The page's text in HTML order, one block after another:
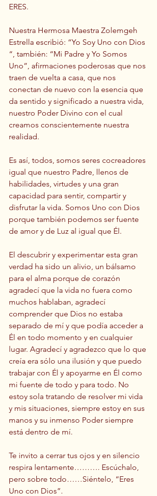
ERES.
Nuestra Hermosa Maestra Zolemgeh
Estrella escribió: “Yo Soy Uno con Dios
“, también: “Mi Padre y Yo Somos
Uno”, afirmaciones poderosas que nos
traen de vuelta a casa, que nos
conectan de nuevo con la esencia que
da sentido y significado a nuestra vida,
nuestro Poder Divino con el cual
creamos conscientemente nuestra
realidad.
Es así, todos, somos seres cocreadores
igual que nuestro Padre, llenos de
habilidades, virtudes y una gran
capacidad para sentir, compartir y
disfrutar la vida. Somos Uno con Dios
porque también podemos ser fuente
de amor y de Luz al igual que Él.
El descubrir y experimentar esta gran
verdad ha sido un alivio, un bálsamo
para el alma porque de corazón
agradecí que la vida no fuera como
muchos hablaban, agradecí
comprender que Dios no estaba
separado de mí y que podía acceder a
Él en todo momento y en cualquier
lugar. Agradecí y agradezco que lo que
creía era sólo una ilusión y que puedo
trabajar con Él y apoyarme en Él como
mi fuente de todo y para todo. No
estoy sola tratando de resolver mi vida
y mis situaciones, siempre estoy en sus
manos y su inmenso Poder siempre
está dentro de mí.
Te invito a cerrar tus ojos y en silencio
respira lentamente………. Escúchalo,
pero sobre todo……Siéntelo, “Eres
Uno con Dios”.